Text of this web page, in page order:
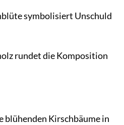
symbolisiert Unschuld
rundet die Komposition
blühenden Kirschbäume in